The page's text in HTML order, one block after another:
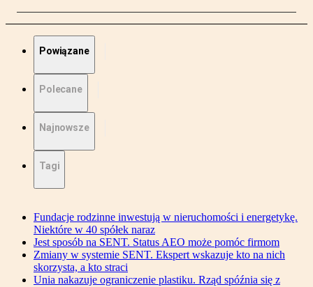
Powiązane
Polecane
Najnowsze
Tagi
Fundacje rodzinne inwestują w nieruchomości i energetykę.
Niektóre w 40 spółek naraz
Jest sposób na SENT. Status AEO może pomóc firmom
Zmiany w systemie SENT. Ekspert wskazuje kto na nich
skorzysta, a kto straci
Unia nakazuje ograniczenie plastiku. Rząd spóźnia się z